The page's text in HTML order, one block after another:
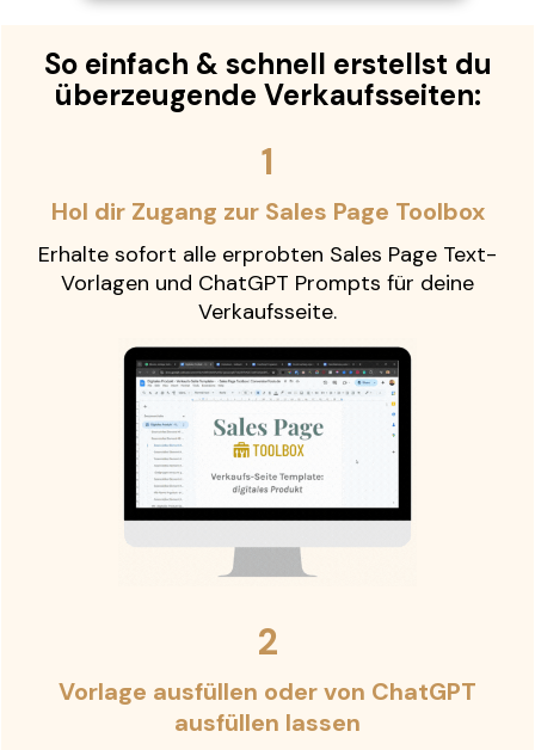
So einfach & schnell erstellst du
überzeugende Verkaufsseiten:
1
Hol dir Zugang zur Sales Page Toolbox
Erhalte sofort alle erprobten Sales Page Text-
Vorlagen und ChatGPT Prompts für deine
Verkaufsseite.
2
Vorlage ausfüllen oder von ChatGPT
ausfüllen lassen